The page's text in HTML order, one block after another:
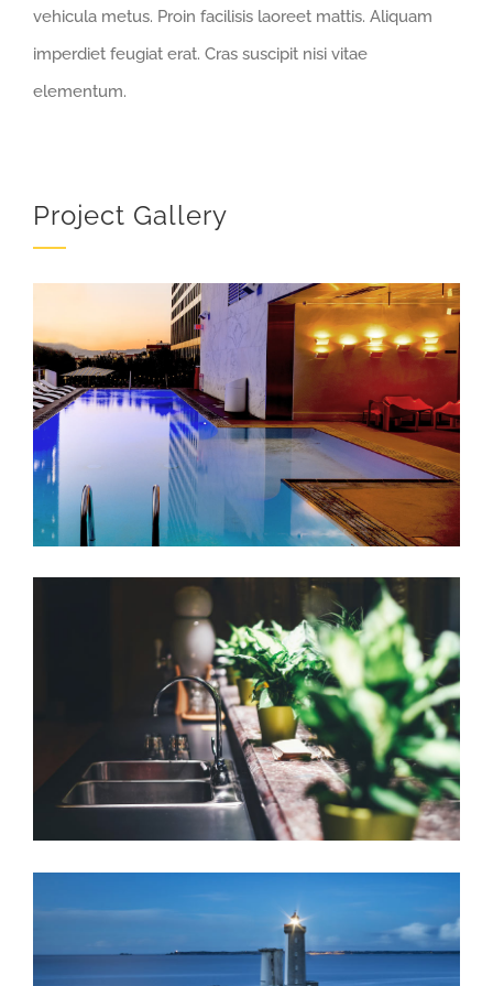
vehicula metus. Proin facilisis laoreet mattis. Aliquam
imperdiet feugiat erat. Cras suscipit nisi vitae
elementum.
Project Gallery